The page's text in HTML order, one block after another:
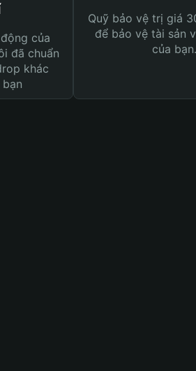
của
đã chuẩn
khác
Quỹ bảo vệ trị giá
để bảo vệ tài sản
của bạn.